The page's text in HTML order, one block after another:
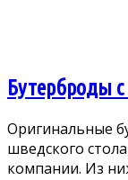
Бутерброды
Оригинальные
шведского
компании. Из